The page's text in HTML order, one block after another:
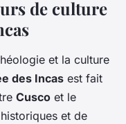
de culture
et la culture
des Incas est fait
Cusco et le
et de